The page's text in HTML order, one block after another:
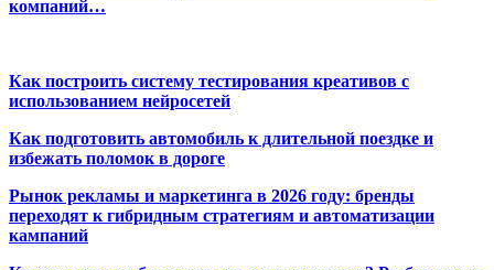
компаний…
Как построить систему тестирования креативов с
использованием нейросетей
Как подготовить автомобиль к длительной поездке и
избежать поломок в дороге
Рынок рекламы и маркетинга в 2026 году: бренды
переходят к гибридным стратегиям и автоматизации
кампаний